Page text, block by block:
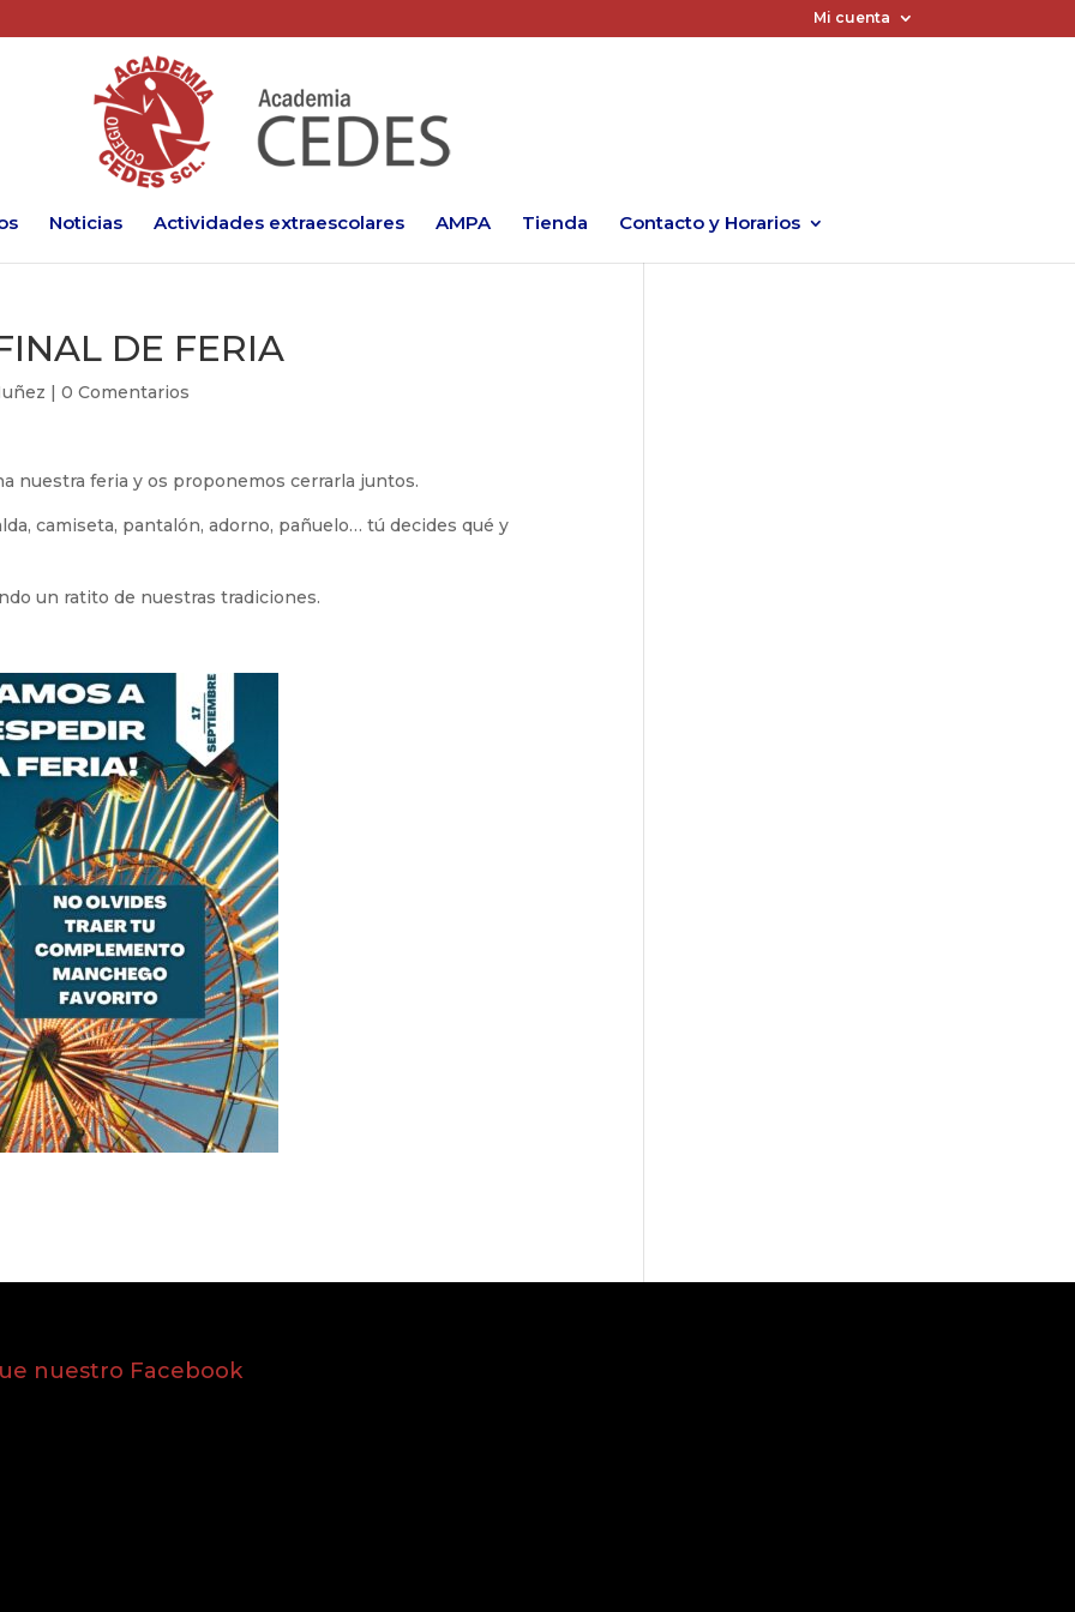
Mi cuenta
Noticias Actividades extraescolares AMPA Tienda Contacto y Horarios
DE FERIA
|0 Comentarios
nuestra feria y os proponemos cerrarla juntos.
camiseta, pantalón, adorno, pañuelo… tú decides qué y
un ratito de nuestras tradiciones.
nuestro Facebook